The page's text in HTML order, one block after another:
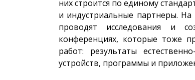
них строится по единому
и индустриальные партнеры.
проводят исследования и
конференциях, которые тоже
работ: результаты
устройств, программы и